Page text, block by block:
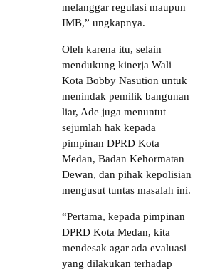
melanggar regulasi maupun
IMB,” ungkapnya.
Oleh karena itu, selain
mendukung kinerja Wali
Kota Bobby Nasution untuk
menindak pemilik bangunan
liar, Ade juga menuntut
sejumlah hak kepada
pimpinan DPRD Kota
Medan, Badan Kehormatan
Dewan, dan pihak kepolisian
mengusut tuntas masalah ini.
“Pertama, kepada pimpinan
DPRD Kota Medan, kita
mendesak agar ada evaluasi
yang dilakukan terhadap